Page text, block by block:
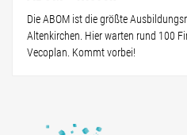
Die ABOM ist die größte
Altenkirchen. Hier warten rund 100
Vecoplan. Kommt vorbei!